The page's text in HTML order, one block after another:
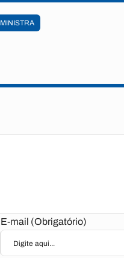
MINISTRA
E-mail (Obrigatório)